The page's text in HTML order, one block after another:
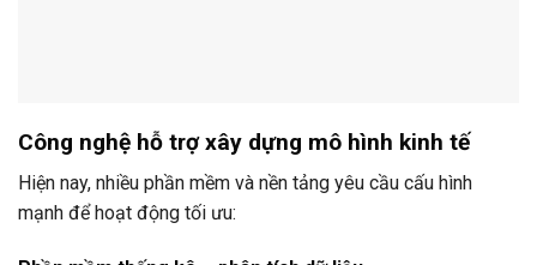
Công nghệ hỗ trợ xây dựng mô hình kinh tế
Hiện nay, nhiều phần mềm và nền tảng yêu cầu cấu hình
mạnh để hoạt động tối ưu: